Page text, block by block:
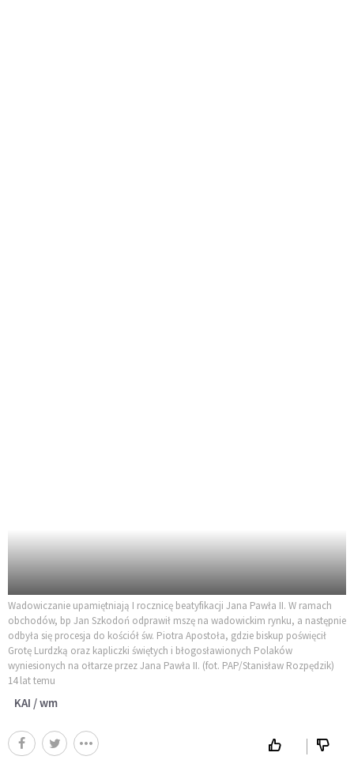
Wadowiczanie upamiętniają I rocznicę beatyfikacji Jana Pawła II. W ramach
obchodów, bp Jan Szkodoń odprawił mszę na wadowickim rynku, a następnie
odbyła się procesja do kościół św. Piotra Apostoła, gdzie biskup poświęcił
Grotę Lurdzką oraz kapliczki świętych i błogosławionych Polaków
wyniesionych na ołtarze przez Jana Pawła II. (fot. PAP/Stanisław Rozpędzik)
14 lat temu
KAI / wm